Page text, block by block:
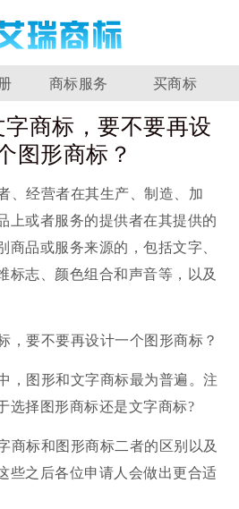
商标服务 买商标
商标，要不要再设
图形商标？
经营者在其生产、制造、加
上或者服务的提供者在其提供的
商品或服务来源的，包括文字、
标志、颜色组合和声音等，以及
要不要再设计一个图形商标？
图形和文字商标最为普遍。注
选择图形商标还是文字商标?
标和图形商标二者的区别以及
些之后各位申请人会做出更合适